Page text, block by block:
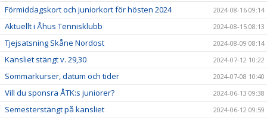
Förmiddagskort och juniorkort för hösten 2024 2024-08-16 09:14
Aktuellt i Åhus Tennisklubb 2024-08-15 08:13
Tjejsatsning Skåne Nordost 2024-08-09 08:14
Kansliet stängt v. 29,30 2024-07-12 10:22
Sommarkurser, datum och tider 2024-07-08 10:40
Vill du sponsra ÅTK:s juniorer? 2024-06-13 09:38
Semesterstängt på kansliet 2024-06-12 09:59